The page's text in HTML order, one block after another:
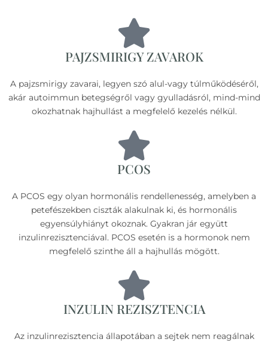
PAJZSMIRIGY ZAVAROK
A pajzsmirigy zavarai, legyen szó alul-vagy túlműködéséről,
akár autoimmun betegségről vagy gyulladásról, mind-mind
okozhatnak hajhullást a megfelelő kezelés nélkül.
PCOS
A PCOS egy olyan hormonális rendellenesség, amelyben a
petefészekben ciszták alakulnak ki, és hormonális
egyensúlyhiányt okoznak. Gyakran jár együtt
inzulinrezisztenciával. PCOS esetén is a hormonok nem
megfelelő szinthe áll a hajhullás mögött.
INZULIN REZISZTENCIA
Az inzulinrezisztencia állapotában a sejtek nem reagálnak